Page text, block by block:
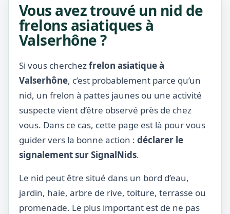
Vous avez trouvé un nid de
frelons asiatiques à
Valserhône ?
Si vous cherchezfrelon asiatique à
Valserhône, c’est probablement parce qu’un
nid, un frelon à pattes jaunes ou une activité
suspecte vient d’être observé près de chez
vous. Dans ce cas, cette page est là pour vous
guider vers la bonne action : déclarer le
signalement sur SignalNids.
Le nid peut être situé dans un bord d’eau,
jardin, haie, arbre de rive, toiture, terrasse ou
promenade. Le plus important est de ne pas